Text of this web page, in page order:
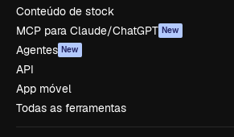
Conteúdo de stock
MCP para Claude/ChatGPT New
Agentes New
API
App móvel
Todas as ferramentas